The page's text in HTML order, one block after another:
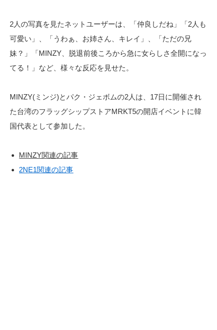
2人の写真を見たネットユーザーは、「仲良しだね」「2人も
可愛い」、「うわぁ、お姉さん、キレイ」、「ただの兄
妹？」「MINZY、脱退前後ころから急に女らしさ全開になっ
てる！」など、様々な反応を見せた。
MINZY(ミンジ)とパク・ジェボムの2人は、17日に開催され
た台湾のフラッグシップストアMRKT5の開店イベントに韓
国代表として参加した。
MINZY関連の記事
2NE1関連の記事